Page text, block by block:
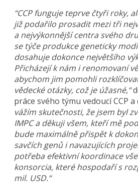
“CCP funguje teprve čtyři roky,
již podařilo prosadit mezi tři
a nejvýkonnější centra svého
se týče produkce geneticky
dosahuje dokonce největšího
Přicházejí k nám i renomovaní
abychom jim pomohli
vědecké otázky, což je úžasné,“
práce svého týmu vedoucí CCP a
vážím skutečnosti, že jsem byl
IMPC a děkuji všem, kteří mě
bude maximálně přispět k
savčích genů i navazujících
potřeba efektivní koordinace
konsorcia, které hospodaří s
mil. USD.“